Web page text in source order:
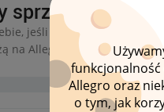
Allegro oraz
o tym, jak
sprzedawcy
jeśli zaczynasz lub chcesz
na Allegro.